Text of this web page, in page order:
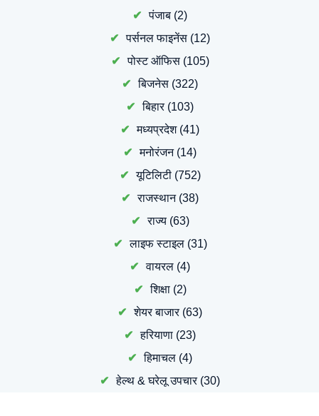
पंजाब (2)
पर्सनल फाइनेंस (12)
पोस्ट ऑफिस(105)
बिजनेस (322)
बिहार(103)
मध्यप्रदेश(41)
मनोरंजन(14)
यूटिलिटी(752)
राजस्थान(38)
राज्य(63)
लाइफ स्टाइल(31)
वायरल (4)
शिक्षा(2)
शेयर बाजार(63)
हरियाणा (23)
हिमाचल (4)
हेल्थ & घरेलू उपचार(30)